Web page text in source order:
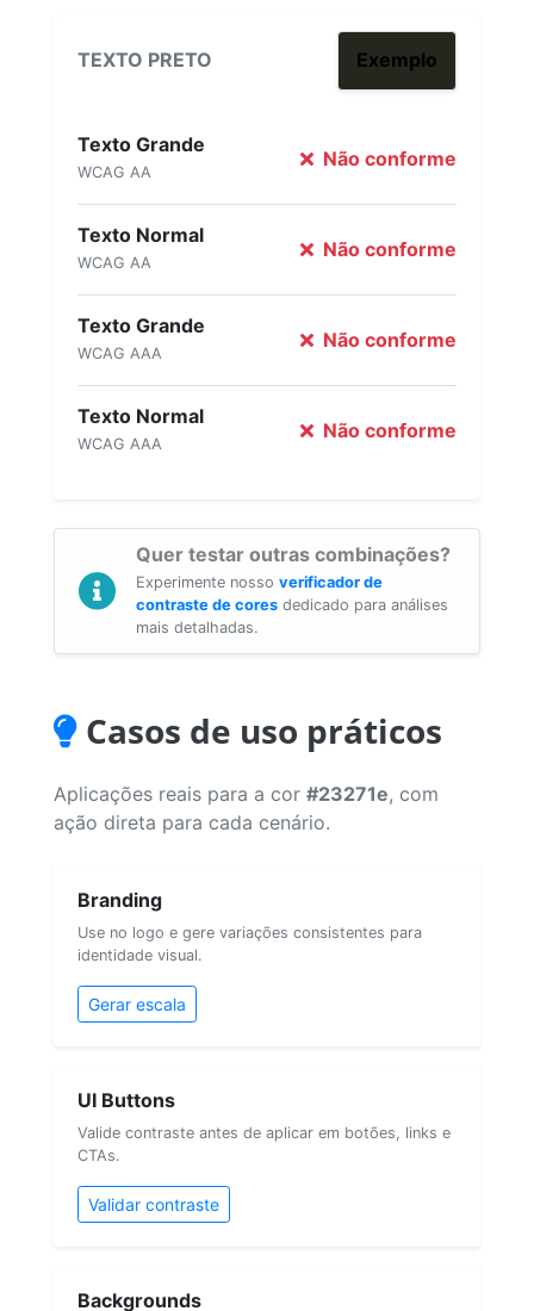
TEXTO PRETO Exemplo
Texto Grande
WCAG AA
Não conforme
Texto Normal
WCAG AA
Não conforme
Texto Grande
WCAG AAA
Não conforme
Texto Normal
WCAG AAA
Não conforme
Quer testar outras combinações?
Experimente nosso verificador de
contraste de cores dedicado para análises
mais detalhadas.
Casos de uso práticos
Aplicações reais para a cor #23271e, com
ação direta para cada cenário.
Branding
Use no logo e gere variações consistentes para
identidade visual.
Gerar escala
UI Buttons
Valide contraste antes de aplicar em botões, links e
CTAs.
Validar contraste
Backgrounds